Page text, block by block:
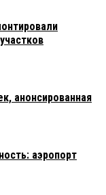
анонсированная
аэропорт